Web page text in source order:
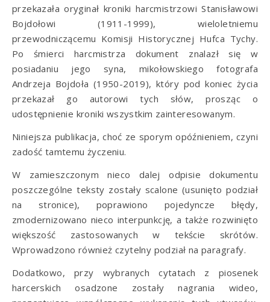
przekazała oryginał kroniki harcmistrzowi Stanisławowi
Bojdołowi (1911-1999), wieloletniemu
przewodniczącemu Komisji Historycznej Hufca Tychy.
Po śmierci harcmistrza dokument znalazł się w
posiadaniu jego syna, mikołowskiego fotografa
Andrzeja Bojdoła (1950-2019), który pod koniec życia
przekazał go autorowi tych słów, prosząc o
udostępnienie kroniki wszystkim zainteresowanym.
Niniejsza publikacja, choć ze sporym opóźnieniem, czyni
zadość tamtemu życzeniu.
W zamieszczonym nieco dalej odpisie dokumentu
poszczególne teksty zostały scalone (usunięto podział
na stronice), poprawiono pojedyncze błędy,
zmodernizowano nieco interpunkcję, a także rozwinięto
większość zastosowanych w tekście skrótów.
Wprowadzono również czytelny podział na paragrafy.
Dodatkowo, przy wybranych cytatach z piosenek
harcerskich osadzone zostały nagrania wideo,